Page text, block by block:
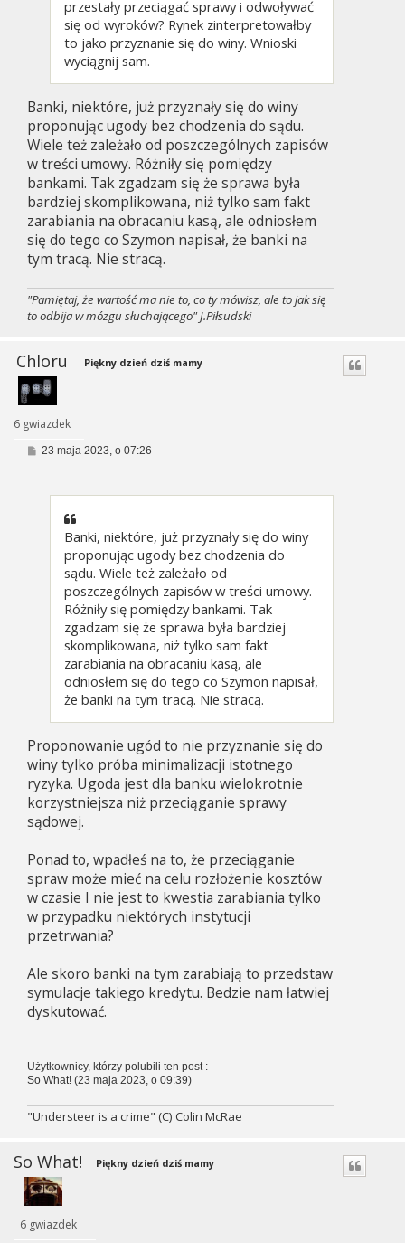
przestały przeciągać sprawy i odwoływać
się od wyroków? Rynek zinterpretowałby
to jako przyznanie się do winy. Wnioski
wyciągnij sam.
Banki, niektóre, już przyznały się do winy
proponując ugody bez chodzenia do sądu.
Wiele też zależało od poszczególnych zapisów
w treści umowy. Różniły się pomiędzy
bankami. Tak zgadzam się że sprawa była
bardziej skomplikowana, niż tylko sam fakt
zarabiania na obracaniu kasą, ale odniosłem
się do tego co Szymon napisał, że banki na
tym tracą. Nie stracą.
"Pamiętaj, że wartość ma nie to, co ty mówisz, ale to jak się
to odbija w mózgu słuchającego" J.Piłsudski
Chloru
6 gwiazdek
Piękny dzień dziś mamy
P23 maja 2023, o 07:26
Banki, niektóre, już przyznały się do winy
proponując ugody bez chodzenia do
sądu. Wiele też zależało od
poszczególnych zapisów w treści umowy.
Różniły się pomiędzy bankami. Tak
zgadzam się że sprawa była bardziej
skomplikowana, niż tylko sam fakt
zarabiania na obracaniu kasą, ale
odniosłem się do tego co Szymon napisał,
że banki na tym tracą. Nie stracą.
Proponowanie ugód to nie przyznanie się do
winy tylko próba minimalizacji istotnego
ryzyka. Ugoda jest dla banku wielokrotnie
korzystniejsza niż przeciąganie sprawy
sądowej.
Ponad to, wpadłeś na to, że przeciąganie
spraw może mieć na celu rozłożenie kosztów
w czasie I nie jest to kwestia zarabiania tylko
w przypadku niektórych instytucji
przetrwania?
Ale skoro banki na tym zarabiają to przedstaw
symulacje takiego kredytu. Bedzie nam łatwiej
dyskutować.
Użytkownicy, którzy polubili ten post :
So What! (23 maja 2023, o 09:39)
"Understeer is a crime" (C) Colin McRae
So What!
6 gwiazdek
Piękny dzień dziś mamy